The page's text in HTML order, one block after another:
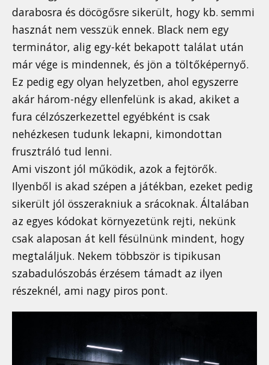
darabosra és döcögősre sikerült, hogy kb. semmi
hasznát nem vesszük ennek. Black nem egy
terminátor, alig egy-két bekapott találat után
már vége is mindennek, és jön a töltőképernyő.
Ez pedig egy olyan helyzetben, ahol egyszerre
akár három-négy ellenfelünk is akad, akiket a
fura célzószerkezettel egyébként is csak
nehézkesen tudunk lekapni, kimondottan
frusztráló tud lenni.
Ami viszont jól működik, azok a fejtörők.
Ilyenből is akad szépen a játékban, ezeket pedig
sikerült jól összerakniuk a srácoknak. Általában
az egyes kódokat környezetünk rejti, nekünk
csak alaposan át kell fésülnünk mindent, hogy
megtaláljuk. Nekem többször is tipikusan
szabadulószobás érzésem támadt az ilyen
részeknél, ami nagy piros pont.